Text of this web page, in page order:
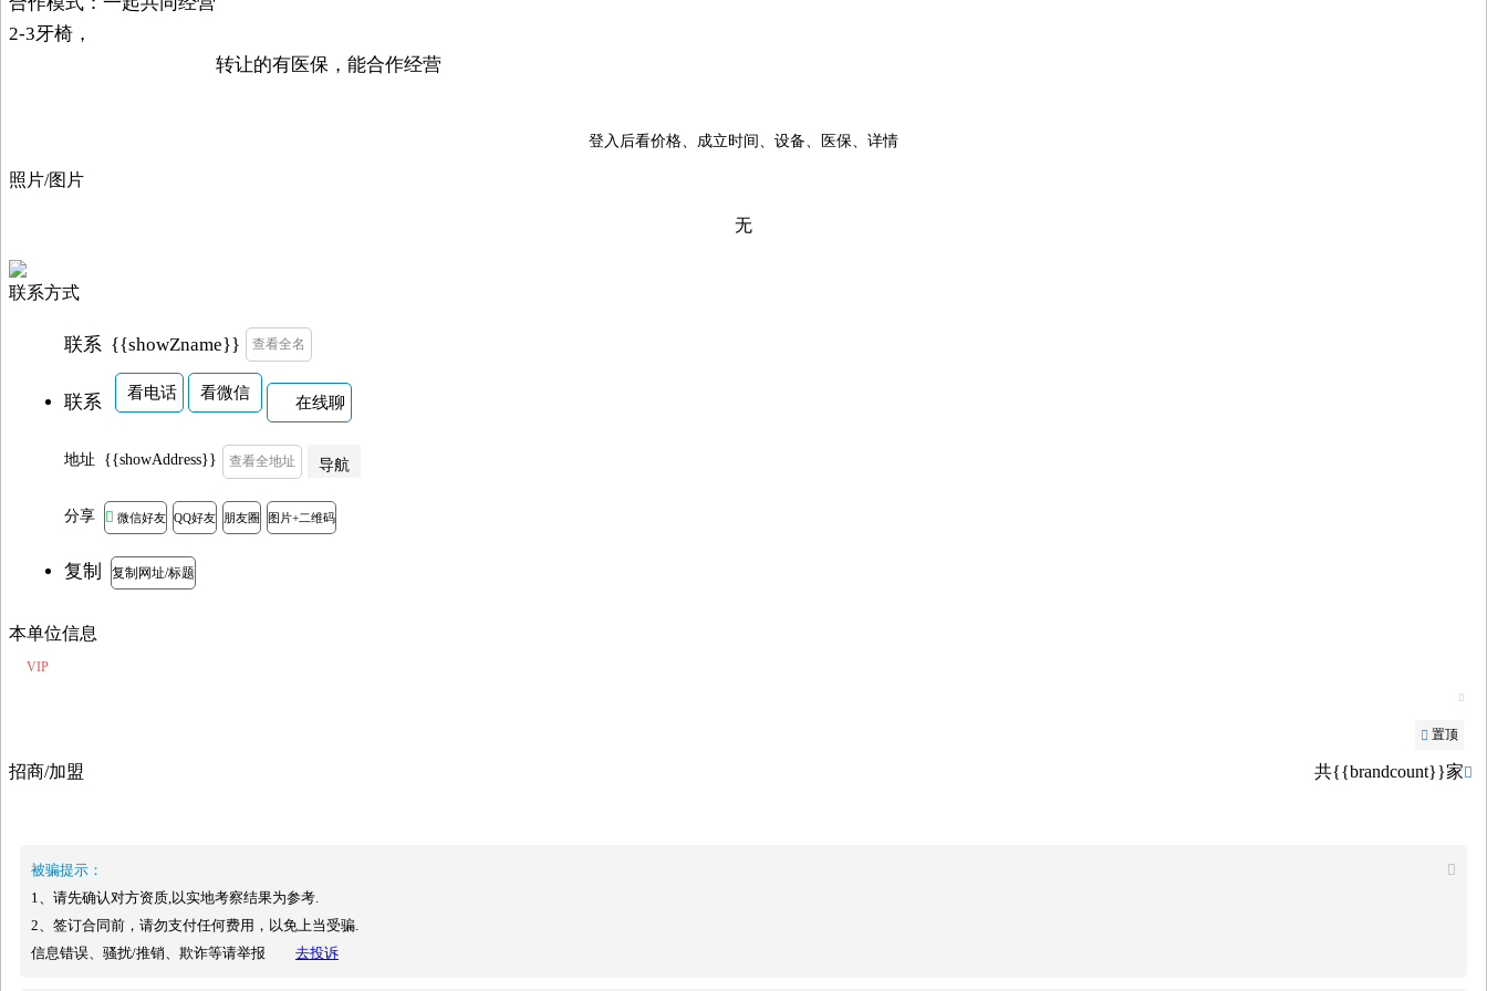
2-3牙椅，
转让的有医保，能合作经营
登入后看价格、成立时间、设备、医保、详情
照片/图片
无
联系方式
联系 {{showZname}} 查看全名
联系 看电话 看微信
在线聊
地址 {{showAddress}} 查看全地址 导航
分享  微信好友 QQ好友 朋友圈 图片+二维码
复制 复制网址/标题
本单位信息
VIP

 置顶
招商/加盟 共{{brandcount}}家 
被骗提示：

1、请先确认对方资质,以实地考察结果为参考.
2、签订合同前，请勿支付任何费用，以免上当受骗.
信息错误、骚扰/推销、欺诈等请举报
去投诉